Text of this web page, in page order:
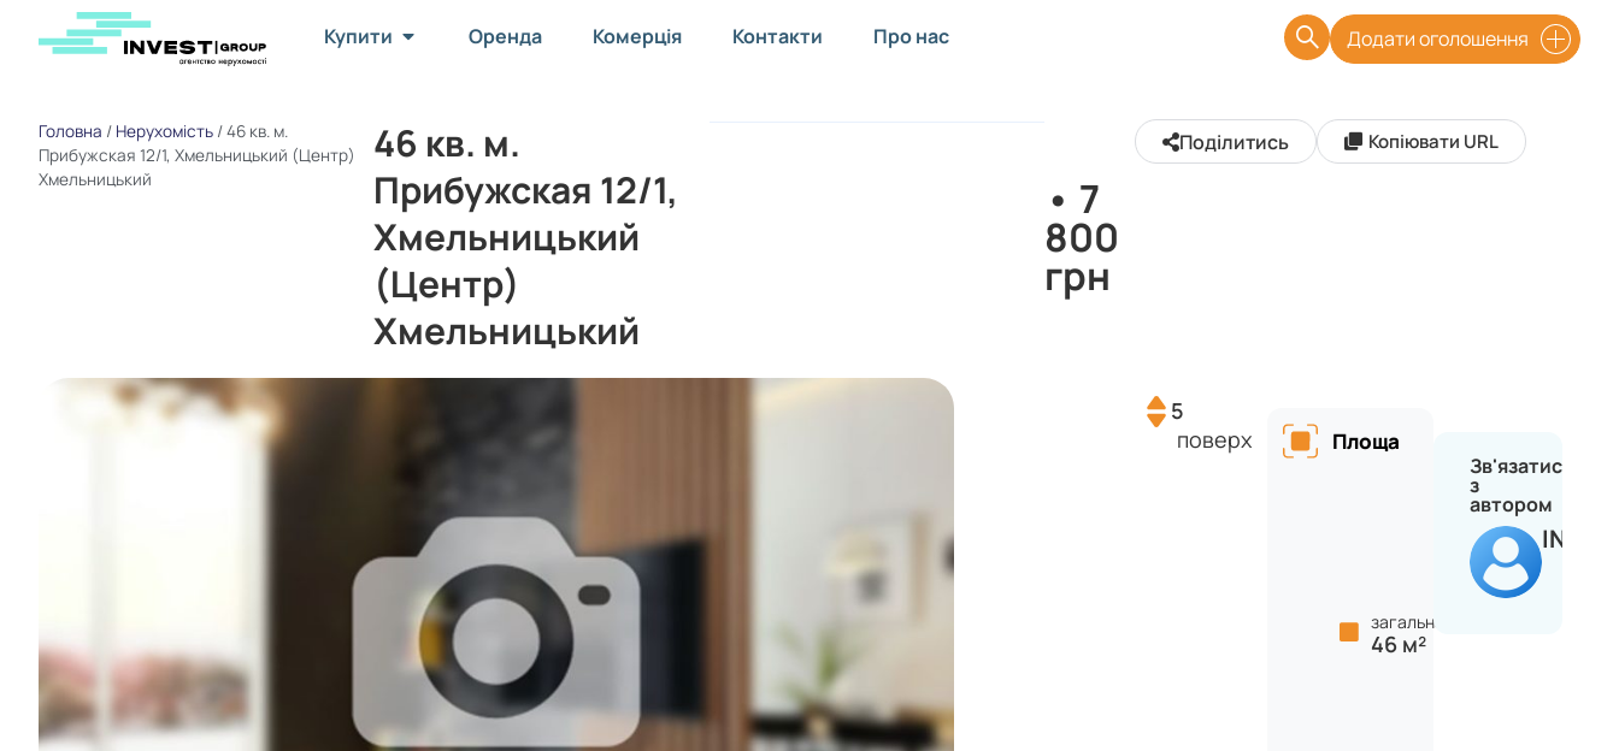
Купити Оренда Комерція Контакти Про нас Додати оголошення
Головна / Нерухомість /46 кв. м.
Прибужская 12/1, Хмельницький (Центр)
Хмельницький
46 кв. м.
Прибужская 12/1,
Хмельницький
(Центр)
Хмельницький
• 7
800
грн
Поділитись Копіювати URL
5
поверх
Площа
загальна:
46 м²
Зв'язатися
з
автором